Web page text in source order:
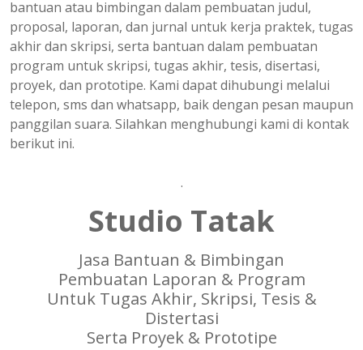
bantuan atau bimbingan dalam pembuatan judul,
proposal, laporan, dan jurnal untuk kerja praktek, tugas
akhir dan skripsi, serta bantuan dalam pembuatan
program untuk skripsi, tugas akhir, tesis, disertasi,
proyek, dan prototipe. Kami dapat dihubungi melalui
telepon, sms dan whatsapp, baik dengan pesan maupun
panggilan suara. Silahkan menghubungi kami di kontak
berikut ini.
.
Studio Tatak
Jasa Bantuan & Bimbingan
Pembuatan Laporan & Program
Untuk Tugas Akhir, Skripsi, Tesis &
Distertasi
Serta Proyek & Prototipe